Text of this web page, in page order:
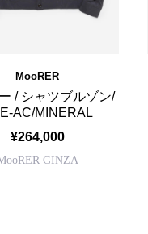
MooRER
/ シャツブルゾン/
AC/MINERAL
¥264,000
GINZA